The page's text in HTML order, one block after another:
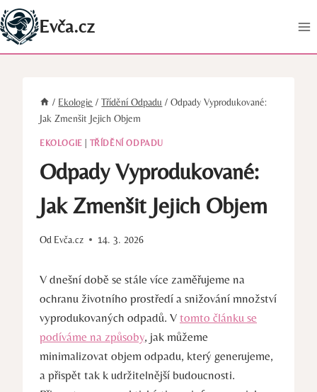
Přeskočit
na
obsah
Evča.cz
/ Ekologie / Třídění Odpadu / Odpady Vyprodukované:
Jak Zmenšit Jejich Objem
EKOLOGIE TŘÍDĚNÍ ODPADU
Odpady Vyprodukované:
Jak Zmenšit Jejich Objem
Od Evča.cz 14. 3. 2026
V dnešní⁤ době​ se ‌stále⁣ více ⁤zaměřujeme na⁢
ochranu životního prostředí a snižování ⁤množství
vyprodukovaných odpadů.⁢ V‌ tomto článku se
podíváme na způsoby, jak ‌můžeme
minimalizovat objem‌ odpadu, který generujeme,
‌a přispět tak k⁣ udržitelnější‍ budoucnosti.